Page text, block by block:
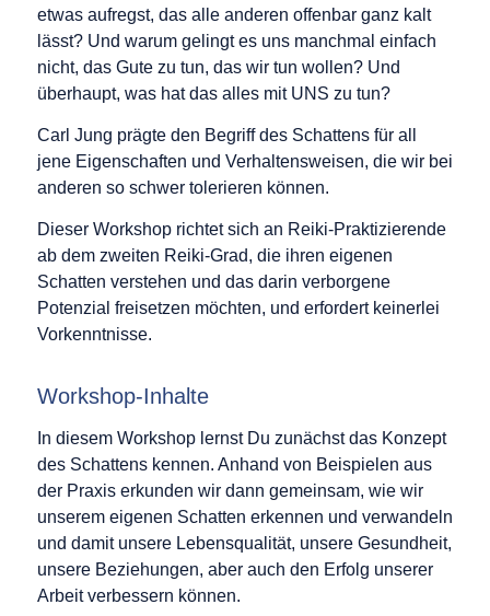
etwas aufregst, das alle anderen offenbar ganz kalt
lässt? Und warum gelingt es uns manchmal einfach
nicht, das Gute zu tun, das wir tun wollen? Und
überhaupt, was hat das alles mit UNS zu tun?
Carl Jung prägte den Begriff des Schattens für all
jene Eigenschaften und Verhaltensweisen, die wir bei
anderen so schwer tolerieren können.
Dieser Workshop richtet sich an Reiki-Praktizierende
ab dem zweiten Reiki-Grad, die ihren eigenen
Schatten verstehen und das darin verborgene
Potenzial freisetzen möchten, und erfordert keinerlei
Vorkenntnisse.
Workshop-Inhalte
In diesem Workshop lernst Du zunächst das Konzept
des Schattens kennen. Anhand von Beispielen aus
der Praxis erkunden wir dann gemeinsam, wie wir
unserem eigenen Schatten erkennen und verwandeln
und damit unsere Lebensqualität, unsere Gesundheit,
unsere Beziehungen, aber auch den Erfolg unserer
Arbeit verbessern können.